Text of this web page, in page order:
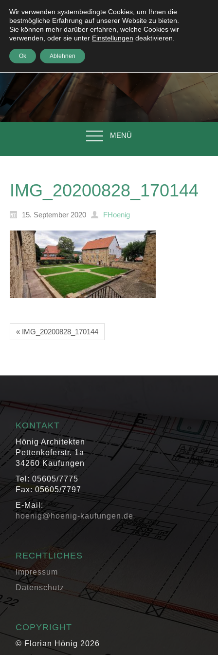
MENÜ
IMG_20200828_170144
15. September 2020 FHoenig
« IMG_20200828_170144
KONTAKT
Hönig Architekten
Pettenkoferstr. 1a
34260 Kaufungen
Tel: 05605/7775
Fax: 05605/7797
E-Mail:
hoenig@hoenig-kaufungen.de
RECHTLICHES
Impressum
Datenschutz
COPYRIGHT
© Florian Hönig 2026
Wir verwenden systembedingte Cookies, um Ihnen die
bestmögliche Erfahrung auf unserer Website zu bieten.
Sie können mehr darüber erfahren, welche Cookies wir
verwenden, oder sie unter Einstellungen deaktivieren.
Ok Ablehnen